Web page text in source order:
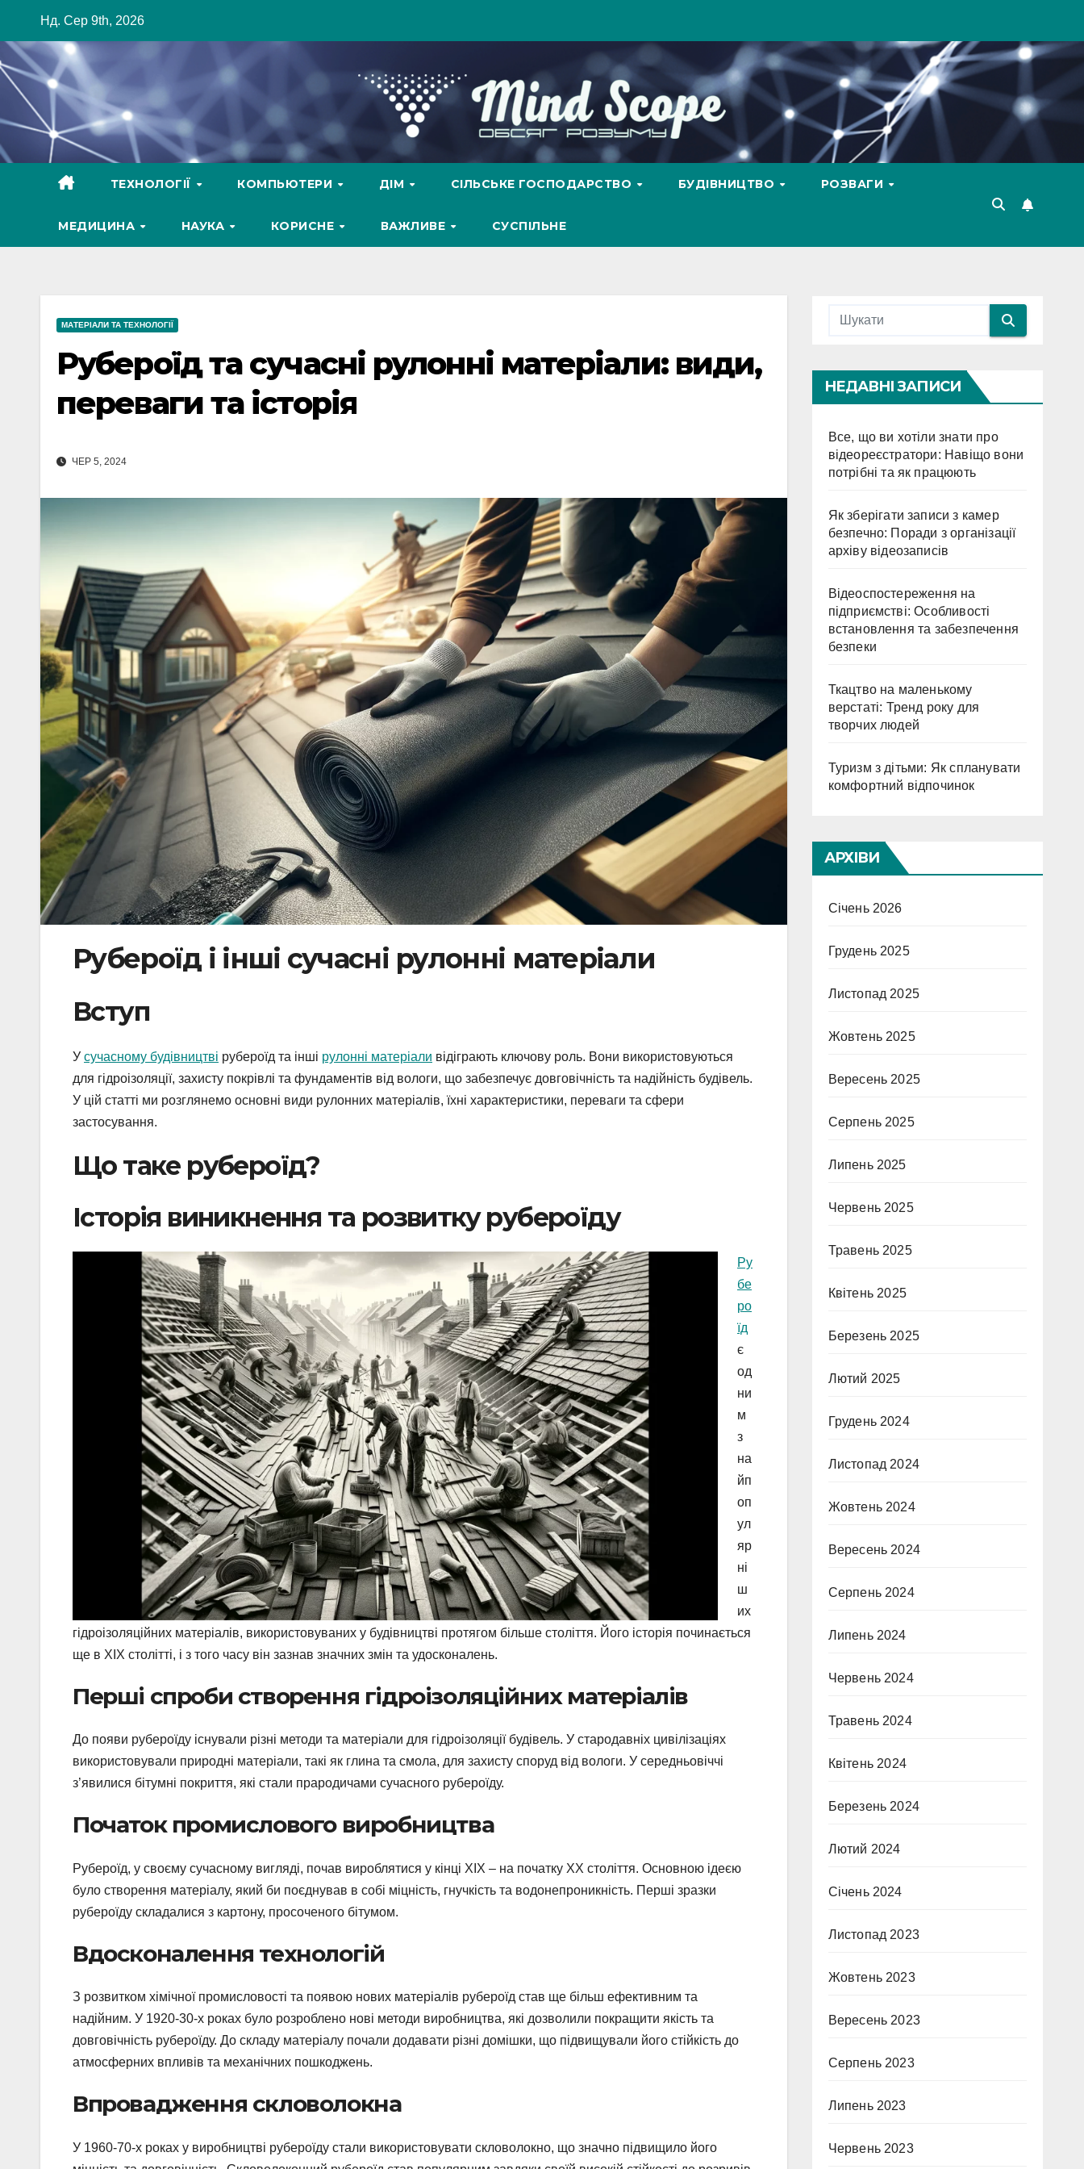
content
Нд. Сер 9th, 2026
ТЕХНОЛОГІЇ КОМПЬЮТЕРИ ДІМ СІЛЬСЬКЕ ГОСПОДАРСТВО БУДІВНИЦТВО РОЗВАГИ
МЕДИЦИНА НАУКА КОРИСНЕ ВАЖЛИВЕ СУСПІЛЬНЕ
МАТЕРІАЛИ ТА ТЕХНОЛОГІЇ
Рубероїд та сучасні рулонні матеріали: види,
переваги та історія
ЧЕР 5, 2024
Рубероїд і інші сучасні рулонні матеріали
Вступ
У сучасному будівництві рубероїд та інші рулонні матеріали відіграють ключову роль. Вони використовуються
для гідроізоляції, захисту покрівлі та фундаментів від вологи, що забезпечує довговічність та надійність будівель.
У цій статті ми розглянемо основні види рулонних матеріалів, їхні характеристики, переваги та сфери
застосування.
Що таке рубероїд?
Історія виникнення та розвитку рубероїду
Ру
бе
ро
їд
є
од
ни
м
з
на
йп
оп
ул
яр
ні
ш
их
гідроізоляційних матеріалів, використовуваних у будівництві протягом більше століття. Його історія починається
ще в XIX столітті, і з того часу він зазнав значних змін та удосконалень.
Перші спроби створення гідроізоляційних матеріалів
До появи рубероїду існували різні методи та матеріали для гідроізоляції будівель. У стародавніх цивілізаціях
використовували природні матеріали, такі як глина та смола, для захисту споруд від вологи. У середньовіччі
з’явилися бітумні покриття, які стали прародичами сучасного рубероїду.
Початок промислового виробництва
Рубероїд, у своєму сучасному вигляді, почав вироблятися у кінці XIX – на початку XX століття. Основною ідеєю
було створення матеріалу, який би поєднував в собі міцність, гнучкість та водонепроникність. Перші зразки
рубероїду складалися з картону, просоченого бітумом.
Вдосконалення технологій
З розвитком хімічної промисловості та появою нових матеріалів рубероїд став ще більш ефективним та
надійним. У 1920-30-х роках було розроблено нові методи виробництва, які дозволили покращити якість та
довговічність рубероїду. До складу матеріалу почали додавати різні домішки, що підвищували його стійкість до
атмосферних впливів та механічних пошкоджень.
Впровадження скловолокна
У 1960-70-х роках у виробництві рубероїду стали використовувати скловолокно, що значно підвищило його
НЕДАВНІ ЗАПИСИ
Все, що ви хотіли знати про
відеореєстратори: Навіщо вони
потрібні та як працюють
Як зберігати записи з камер
безпечно: Поради з організації
архіву відеозаписів
Відеоспостереження на
підприємстві: Особливості
встановлення та забезпечення
безпеки
Ткацтво на маленькому
верстаті: Тренд року для
творчих людей
Туризм з дітьми: Як спланувати
комфортний відпочинок
АРХІВИ
Січень 2026
Грудень 2025
Листопад 2025
Жовтень 2025
Вересень 2025
Серпень 2025
Липень 2025
Червень 2025
Травень 2025
Квітень 2025
Березень 2025
Лютий 2025
Грудень 2024
Листопад 2024
Жовтень 2024
Вересень 2024
Серпень 2024
Липень 2024
Червень 2024
Травень 2024
Квітень 2024
Березень 2024
Лютий 2024
Січень 2024
Листопад 2023
Жовтень 2023
Вересень 2023
Серпень 2023
Липень 2023
Червень 2023